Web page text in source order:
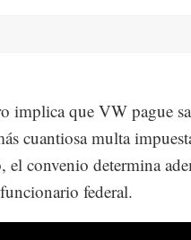
implica que VW pague
cuantiosa multa
convenio determina
federal.